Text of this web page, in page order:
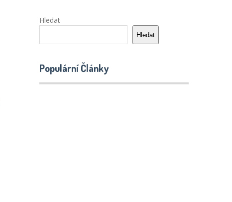
Hledat
Hledat
Populární Články